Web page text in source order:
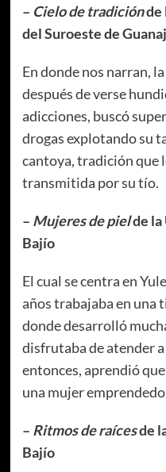
– Cielo de tradiciónde
del Suroeste de
En donde nos narran,
después de verse
adicciones, buscó
drogas explotando su
cantoya, tradición que
transmitida por su tío.
– Mujeres de pielde la
Bajío
El cual se centra en
años trabajaba en una
donde desarrolló
disfrutaba de atender
entonces, aprendió
una mujer
– Ritmos de raícesde
Bajío